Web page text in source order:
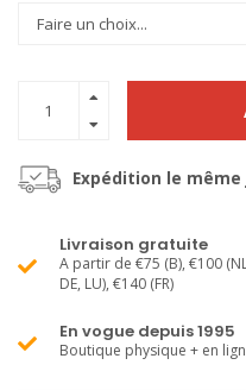
Expédition le
Livraison gratuite
A partir de €75 (B), €100
DE, LU), €140 (FR)
En vogue depuis 1995
Boutique physique + en